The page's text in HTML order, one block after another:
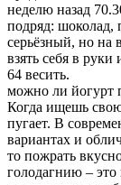
неделю назад
подряд: шоколад,
серьёзный, но на
взять себя в руки
64 весить.
можно ли йогурт
Когда ищешь
пугает. В
вариантах и
то пожрать
голодагнию – это